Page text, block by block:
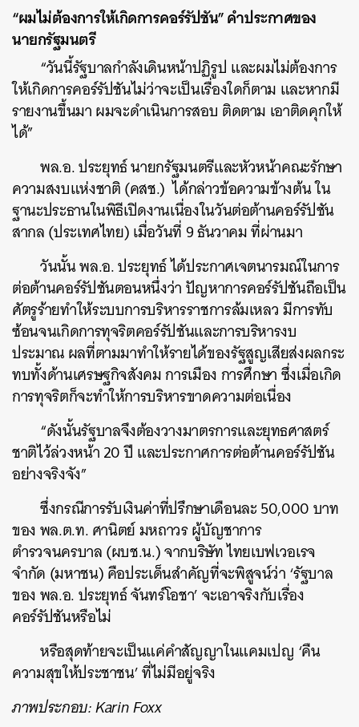
“ผมไม่ต้องการให้เกิดการคอร์รัปชัน” คำประกาศของ
นายกรัฐมนตรี
“วันนี้รัฐบาลกำลังเดินหน้าปฏิรูป และผมไม่ต้องการ
ให้เกิดการคอร์รัปชันไม่ว่าจะเป็นเรื่องใดก็ตาม และหากมี
รายงานขึ้นมา ผมจะดำเนินการสอบ ติดตาม เอาติดคุกให้
ได้”
พล.อ. ประยุทธ์ นายกรัฐมนตรีและหัวหน้าคณะรักษา
ความสงบแห่งชาติ (คสช.) ได้กล่าวข้อความข้างต้น ใน
ฐานะประธานในพิธีเปิดงานเนื่องในวันต่อต้านคอร์รัปชัน
สากล (ประเทศไทย) เมื่อวันที่ 9 ธันวาคม ที่ผ่านมา
วันนั้น พล.อ. ประยุทธ์ ได้ประกาศเจตนารมณ์ในการ
ต่อต้านคอร์รัปชันตอนหนึ่งว่า ปัญหาการคอร์รัปชันถือเป็น
ศัตรูร้ายทำให้ระบบการบริหารราชการล้มเหลว มีการทับ
ซ้อนจนเกิดการทุจริตคอร์รัปชันและการบริหารงบ
ประมาณ ผลที่ตามมาทำให้รายได้ของรัฐสูญเสียส่งผลกระ
ทบทั้งด้านเศรษฐกิจสังคม การเมือง การศึกษา ซึ่งเมื่อเกิด
การทุจริตก็จะทำให้การบริหารขาดความต่อเนื่อง
“ดังนั้นรัฐบาลจึงต้องวางมาตรการและยุทธศาสตร์
ชาติไว้ล่วงหน้า 20 ปี และประกาศการต่อต้านคอร์รัปชัน
อย่างจริงจัง”
ซึ่งกรณีการรับเงินค่าที่ปรึกษาเดือนละ 50,000 บาท
ของ พล.ต.ท. ศานิตย์ มหถาวร ผู้บัญชาการ
ตำรวจนครบาล (ผบช.น.) จากบริษัท ไทยเบฟเวอเรจ
จำกัด (มหาชน) คือประเด็นสำคัญที่จะพิสูจน์ว่า ‘รัฐบาล
ของ พล.อ. ประยุทธ์ จันทร์โอชา’ จะเอาจริงกับเรื่อง
คอร์รัปชันหรือไม่
หรือสุดท้ายจะเป็นแค่คำสัญญาในแคมเปญ ‘คืน
ความสุขให้ประชาชน’ ที่ไม่มีอยู่จริง
ภาพประกอบ: Karin Foxx